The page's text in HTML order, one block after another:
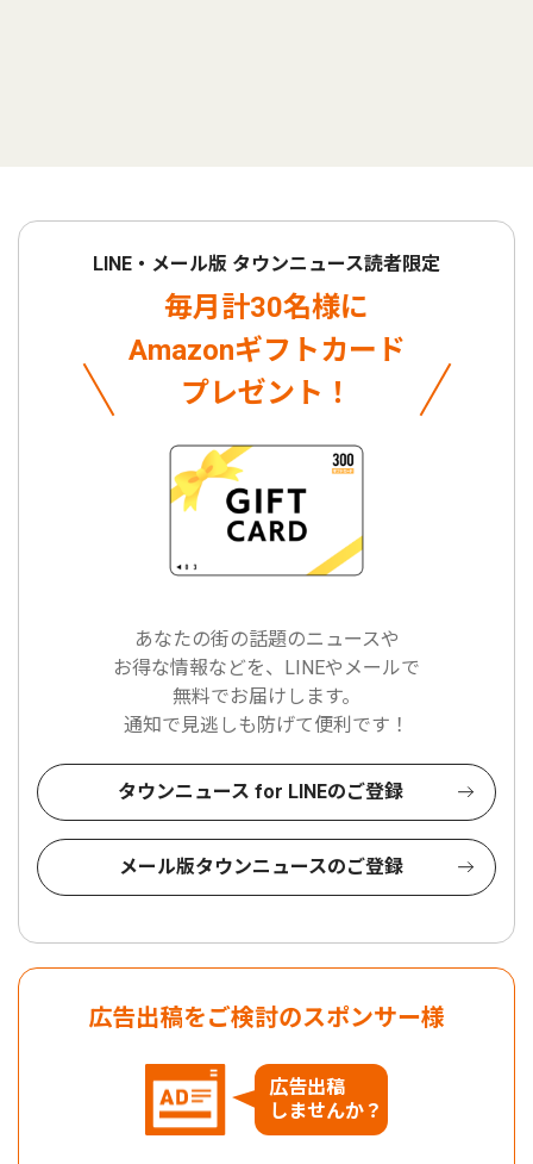
LINE・メール版 タウンニュース読者限定
毎月計30名様に
Amazonギフトカード
プレゼント！
あなたの街の話題のニュースや
お得な情報などを、LINEやメールで
無料でお届けします。
通知で見逃しも防げて便利です！
タウンニュース for LINEのご登録
メール版タウンニュースのご登録
広告出稿をご検討のスポンサー様
広告出稿
しませんか？